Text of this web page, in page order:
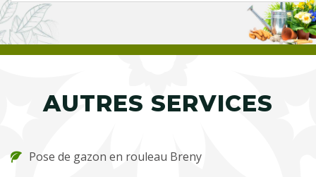
AUTRES SERVICES
Pose de gazon en rouleau Breny